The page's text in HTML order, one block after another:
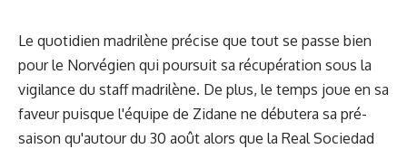
Le quotidien madrilène précise que tout se passe bien
pour le Norvégien qui poursuit sa récupération sous la
vigilance du staff madrilène. De plus, le temps joue en sa
faveur puisque l'équipe de Zidane ne débutera sa pré-
saison qu'autour du 30 août alors que la Real Sociedad